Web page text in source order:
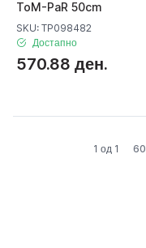
ToM-PaR 50cm
SKU: TP098482
Достапно
570.88 ден.
1 од 1